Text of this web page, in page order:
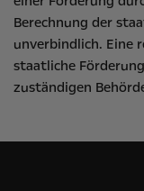
Berechnung der
unverbindlich. Eine
staatliche
zuständigen